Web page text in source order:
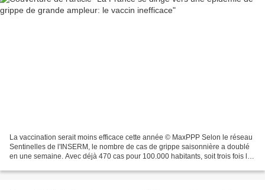
La vaccination serait moins efficace cette année © MaxPPP Selon le réseau
Sentinelles de l'INSERM, le nombre de cas de grippe saisonnière a doublé
en une semaine. Avec déjà 470 cas pour 100.000 habitants, soit trois fois le